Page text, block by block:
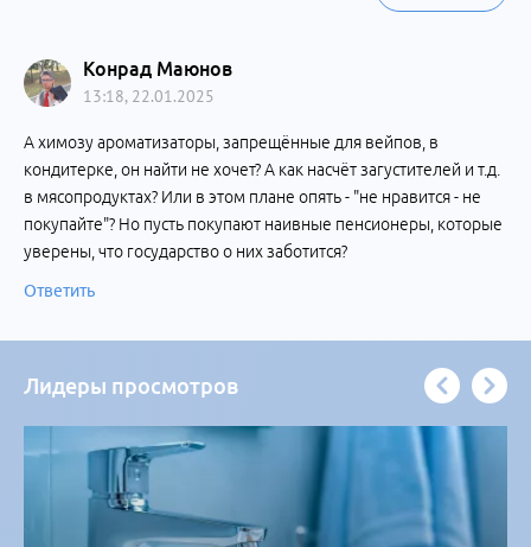
Конрад Маюнов
13:18, 22.01.2025
А химозу ароматизаторы, запрещённые для вейпов, в
кондитерке, он найти не хочет? А как насчёт загустителей и т.д.
в мясопродуктах? Или в этом плане опять - "не нравится - не
покупайте"? Но пусть покупают наивные пенсионеры, которые
уверены, что государство о них заботится?
Ответить
Лидеры просмотров